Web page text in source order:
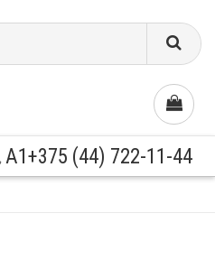
A1+375 (44) 722-11-44